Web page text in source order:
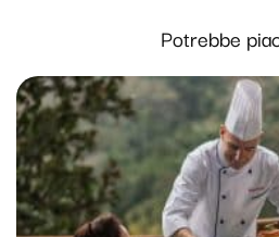
Potrebbe